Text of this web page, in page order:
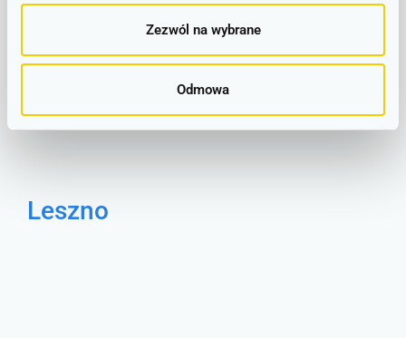
Zezwól na wybrane
Odmowa
Leszno